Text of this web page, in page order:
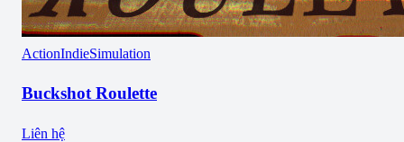
ActionIndieSimulation
Buckshot Roulette
Liên hệ